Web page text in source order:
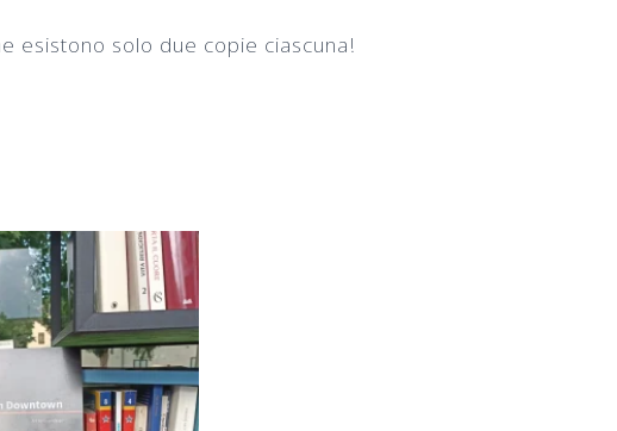
esistono solo due copie ciascuna!